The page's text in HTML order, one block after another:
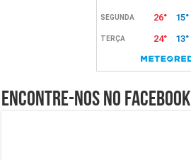
Encontre-nos no Facebook